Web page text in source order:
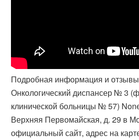
Подробная информация и отзывы
Онкологический диспансер № 3
клинической больницы № 57)
Верхняя Первомайская, д. 29 в
официальный сайт, адрес на